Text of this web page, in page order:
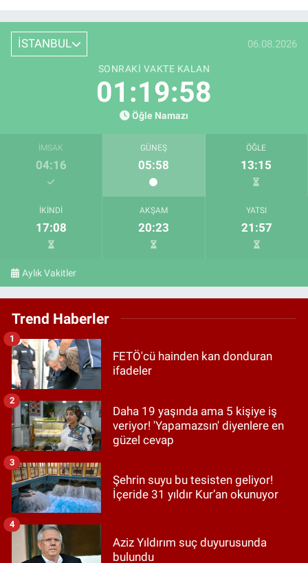
İSTANBUL 06.08.2026
SONRAKI VAKTE KALAN
01:19:57
Öğle Namazı
İMSAK
04:16
GÜNEŞ
05:58
ÖĞLE
13:15
İKINDI
17:08
AKŞAM
20:23
YATSI
21:57
Aylık Vakitler
Trend Haberler
FETÖ'cü hainden kan donduran
ifadeler
1
Daha 19 yaşında ama 5 kişiye iş
veriyor! 'Yapamazsın' diyenlere en
güzel cevap
2
Şehrin suyu bu tesisten geliyor!
İçeride 31 yıldır Kur’an okunuyor
3
Aziz Yıldırım suç duyurusunda
bulundu
4